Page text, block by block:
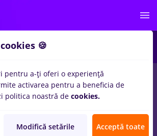
vaseinRemote (de acasa)
inTransport / Distributie
🍪
pentru a-ți oferi o experiență
activarea pentru a beneficia de
politica noastră de cookies.
Modifică setările Acceptă toate